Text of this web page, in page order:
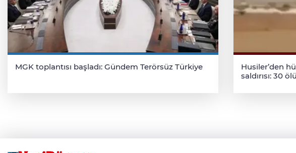
MGK toplantısı başladı: Gündem Terörsüz Türkiye
Husiler’den
saldırısı: 30 ölü